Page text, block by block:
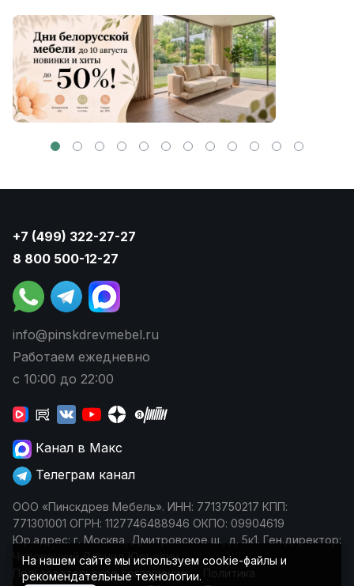
+7 (499) 322-27-27
8 800 500-12-27
info@pinskdrevmebel.ru
Работаем ежедневно
с 10:00 до 22:00
Канал в Макс
Телеграм канал
ООО «Пинскдрев Мебель». ИНН: 7713750217 КПП:
771301001 ОГРН: 1127746488946 ОКПО: 09904619
Юр.адрес: г. Москва, Дмитровское ш., д. 5к1. Ген.директор:
Чеповецкий Леонид Юрьевич
Пользовательское соглашение
Политика
На нашем сайте мы используем cookie-файлы и
рекомендательные технологии.